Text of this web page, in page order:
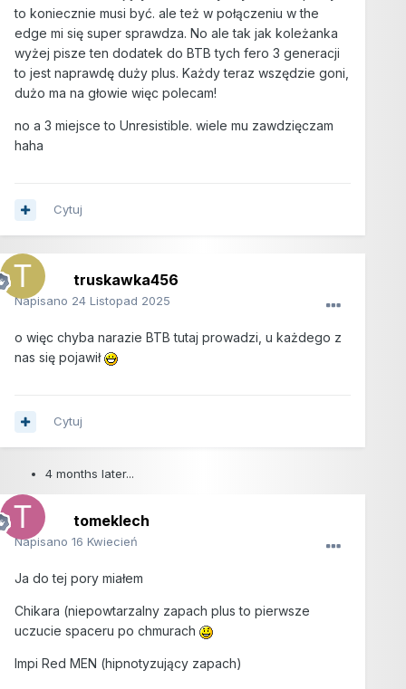
to koniecznie musi być. ale też w połączeniu w the
edge mi się super sprawdza. No ale tak jak koleżanka
wyżej pisze ten dodatek do BTB tych fero 3 generacji
to jest naprawdę duży plus. Każdy teraz wszędzie goni,
dużo ma na głowie więc polecam!
no a 3 miejsce to Unresistible. wiele mu zawdzięczam
haha
Cytuj
truskawka456
Napisano 24 Listopad 2025
o więc chyba narazie BTB tutaj prowadzi, u każdego z
nas się pojawił
Cytuj
4 months later...
tomeklech
Napisano 16 Kwiecień
Ja do tej pory miałem
Chikara (niepowtarzalny zapach plus to pierwsze
uczucie spaceru po chmurach
Impi Red MEN (hipnotyzujący zapach)